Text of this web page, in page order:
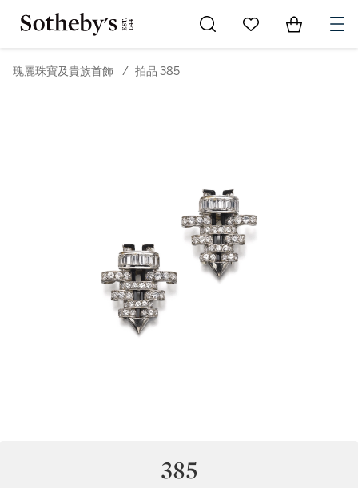
Go to My Favorites
Items in
瑰麗珠寶及貴族首飾 / 拍品 385
385